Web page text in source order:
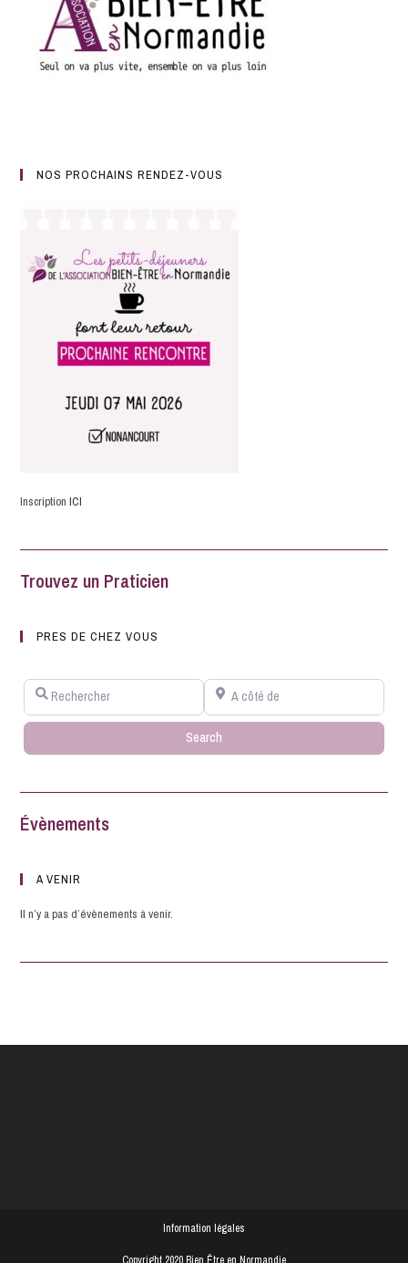
NOS PROCHAINS RENDEZ-VOUS
InscriptionICI
Trouvez un Praticien
PRES DE CHEZ VOUS
Rechercher A côté de
Search
Évènements
A VENIR
Il n’y a pas d’évènements à venir.
Information légales
Copyright 2020 Bien Être en Normandie